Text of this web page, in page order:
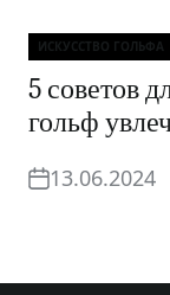
Рубрики
ИСКУССТВО ГОЛЬФА
5 советов
гольф
13.06.2024